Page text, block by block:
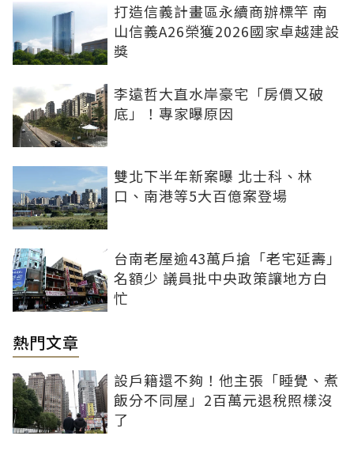
打造信義計畫區永續商辦標竿 南
山信義A26榮獲2026國家卓越建設
獎
李遠哲大直水岸豪宅「房價又破
底」！專家曝原因
雙北下半年新案曝 北士科、林
口、南港等5大百億案登場
台南老屋逾43萬戶搶「老宅延壽」
名額少 議員批中央政策讓地方白
忙
熱門文章
設戶籍還不夠！他主張「睡覺、煮
飯分不同屋」2百萬元退稅照樣沒
了